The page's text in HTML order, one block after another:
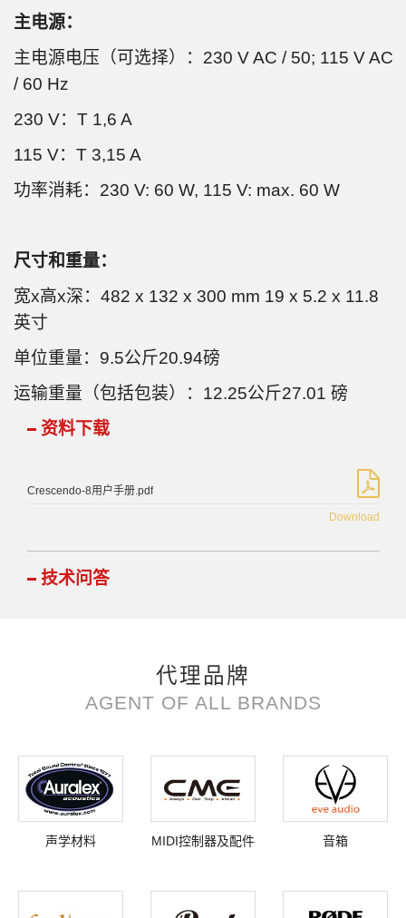
主电源：
主电源电压（可选择）：230 V AC / 50; 115 V AC
/ 60 Hz
230 V：T 1,6 A
115 V：T 3,15 A
功率消耗：230 V: 60 W, 115 V: max. 60 W
尺寸和重量：
宽x高x深：482 x 132 x 300 mm 19 x 5.2 x 11.8
英寸
单位重量：9.5公斤20.94磅
运输重量（包括包装）：12.25公斤27.01 磅
资料下载
Crescendo-8用户手册.pdf
Download
技术问答
代理品牌
AGENT OF ALL BRANDS
声学材料 MIDI控制器及配件 音箱